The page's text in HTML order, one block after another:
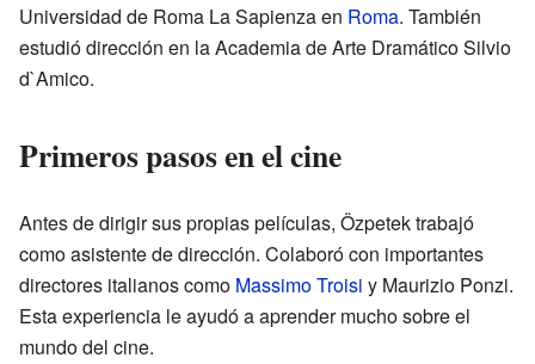
Universidad de Roma La Sapienza en Roma. También
estudió dirección en la Academia de Arte Dramático Silvio
d`Amico.
Primeros pasos en el cine
Antes de dirigir sus propias películas, Özpetek trabajó
como asistente de dirección. Colaboró con importantes
directores italianos como Massimo Troisi y Maurizio Ponzi.
Esta experiencia le ayudó a aprender mucho sobre el
mundo del cine.